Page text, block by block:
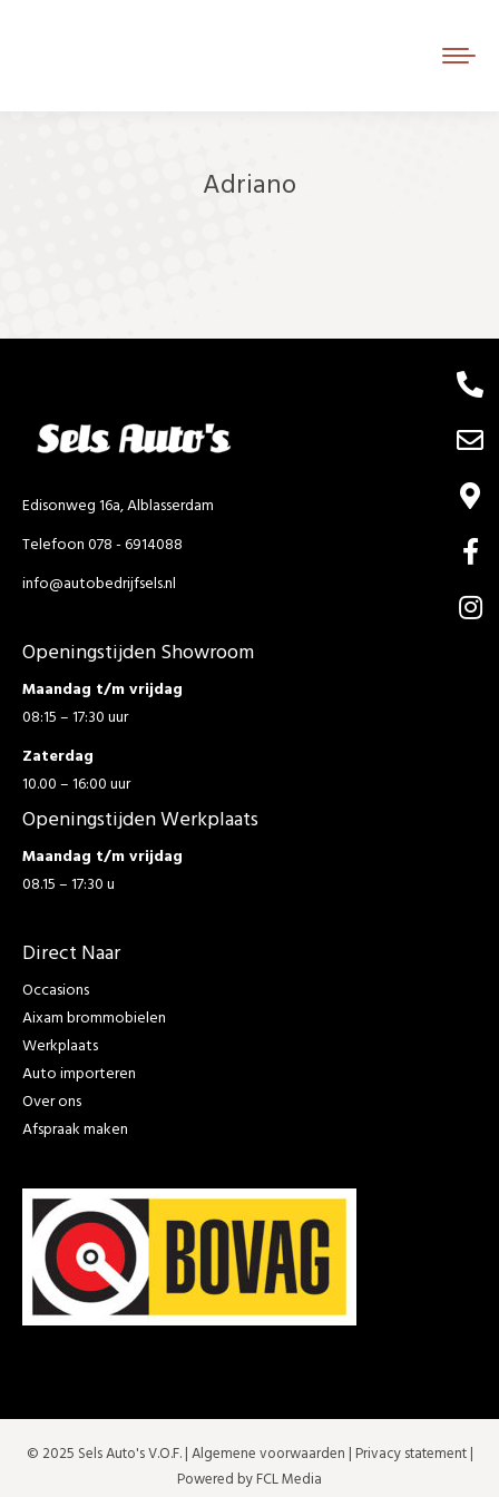
Adriano
Edisonweg 16a, Alblasserdam
Telefoon 078 - 6914088
info@autobedrijfsels.nl
Openingstijden Showroom
Maandag t/m vrijdag
08:15 – 17:30 uur
Zaterdag
10.00 – 16:00 uur
Openingstijden Werkplaats
Maandag t/m vrijdag
08.15 – 17:30 u
Direct Naar
Occasions
Aixam brommobielen
Werkplaats
Auto importeren
Over ons
Afspraak maken
© 2025 Sels Auto's V.O.F. |Algemene voorwaarden | Privacy statement|
Powered by FCL Media